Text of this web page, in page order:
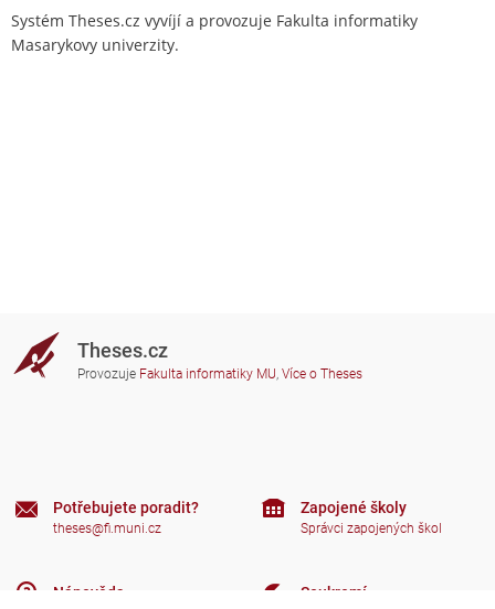
Systém Theses.cz vyvíjí a provozuje Fakulta informatiky
Masarykovy univerzity.
Theses.cz
Provozuje Fakulta informatiky MU, Více o Theses
Potřebujete poradit?
theses@fi.muni.cz
Nápověda
Zapojené školy
Správci zapojených škol
Soukromí